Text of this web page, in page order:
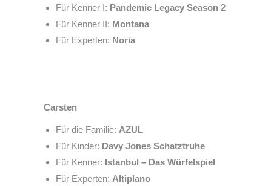
Für Kenner I: Pandemic Legacy Season 2
Für Kenner II: Montana
Für Experten: Noria
Carsten
Für die Familie: AZUL
Für Kinder: Davy Jones Schatztruhe
Für Kenner: Istanbul – Das Würfelspiel
Für Experten: Altiplano